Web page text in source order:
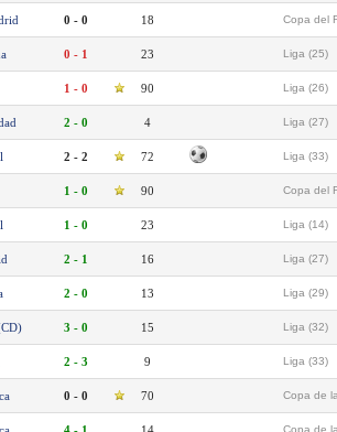
0 - 0 18 Copa del
0 - 1 23 Liga (25)
1 - 0 90 Liga (26)
2 - 0 4 Liga (27)
2 - 2 72 Liga (33)
1 - 0 90 Copa del
1 - 0 23 Liga (14)
2 - 1 16 Liga (27)
2 - 0 13 Liga (29)
3 - 0 15 Liga (32)
2 - 3 9 Liga (33)
0 - 0 70 Copa de
Copa de